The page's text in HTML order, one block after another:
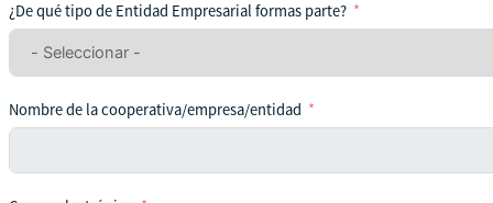
¿De qué tipo de Entidad Empresarial formas parte?
Nombre de la cooperativa/empresa/entidad